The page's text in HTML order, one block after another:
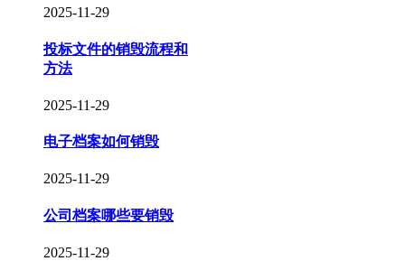
2025-11-29
投标文件的销毁流程和
方法
2025-11-29
电子档案如何销毁
2025-11-29
公司档案哪些要销毁
2025-11-29